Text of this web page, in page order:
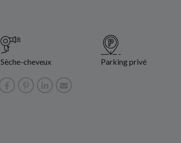
Sèche-cheveux Parking privé